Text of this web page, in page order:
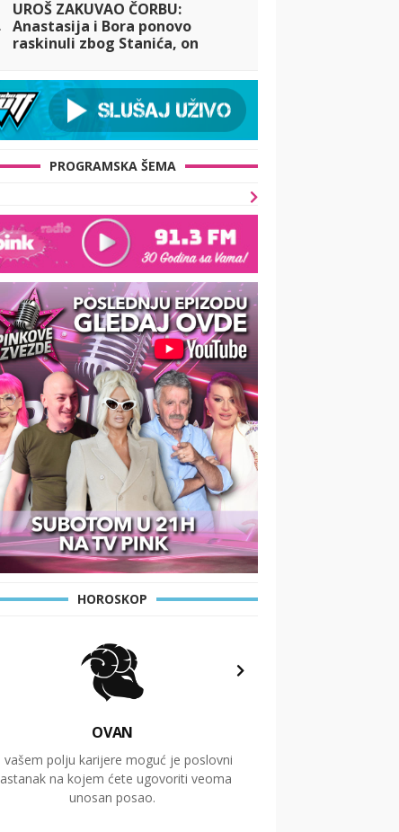
UROŠ ZAKUVAO ČORBU:
Anastasija i Bora ponovo
raskinuli zbog Stanića, on
PROGRAMSKA ŠEMA
HOROSKOP
OVAN
vašem polju karijere moguć je poslovni
na kojem ćete ugovoriti veoma
unosan posao.